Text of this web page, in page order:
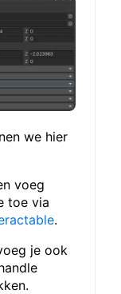
we hier
voeg
toe via
.
je ook